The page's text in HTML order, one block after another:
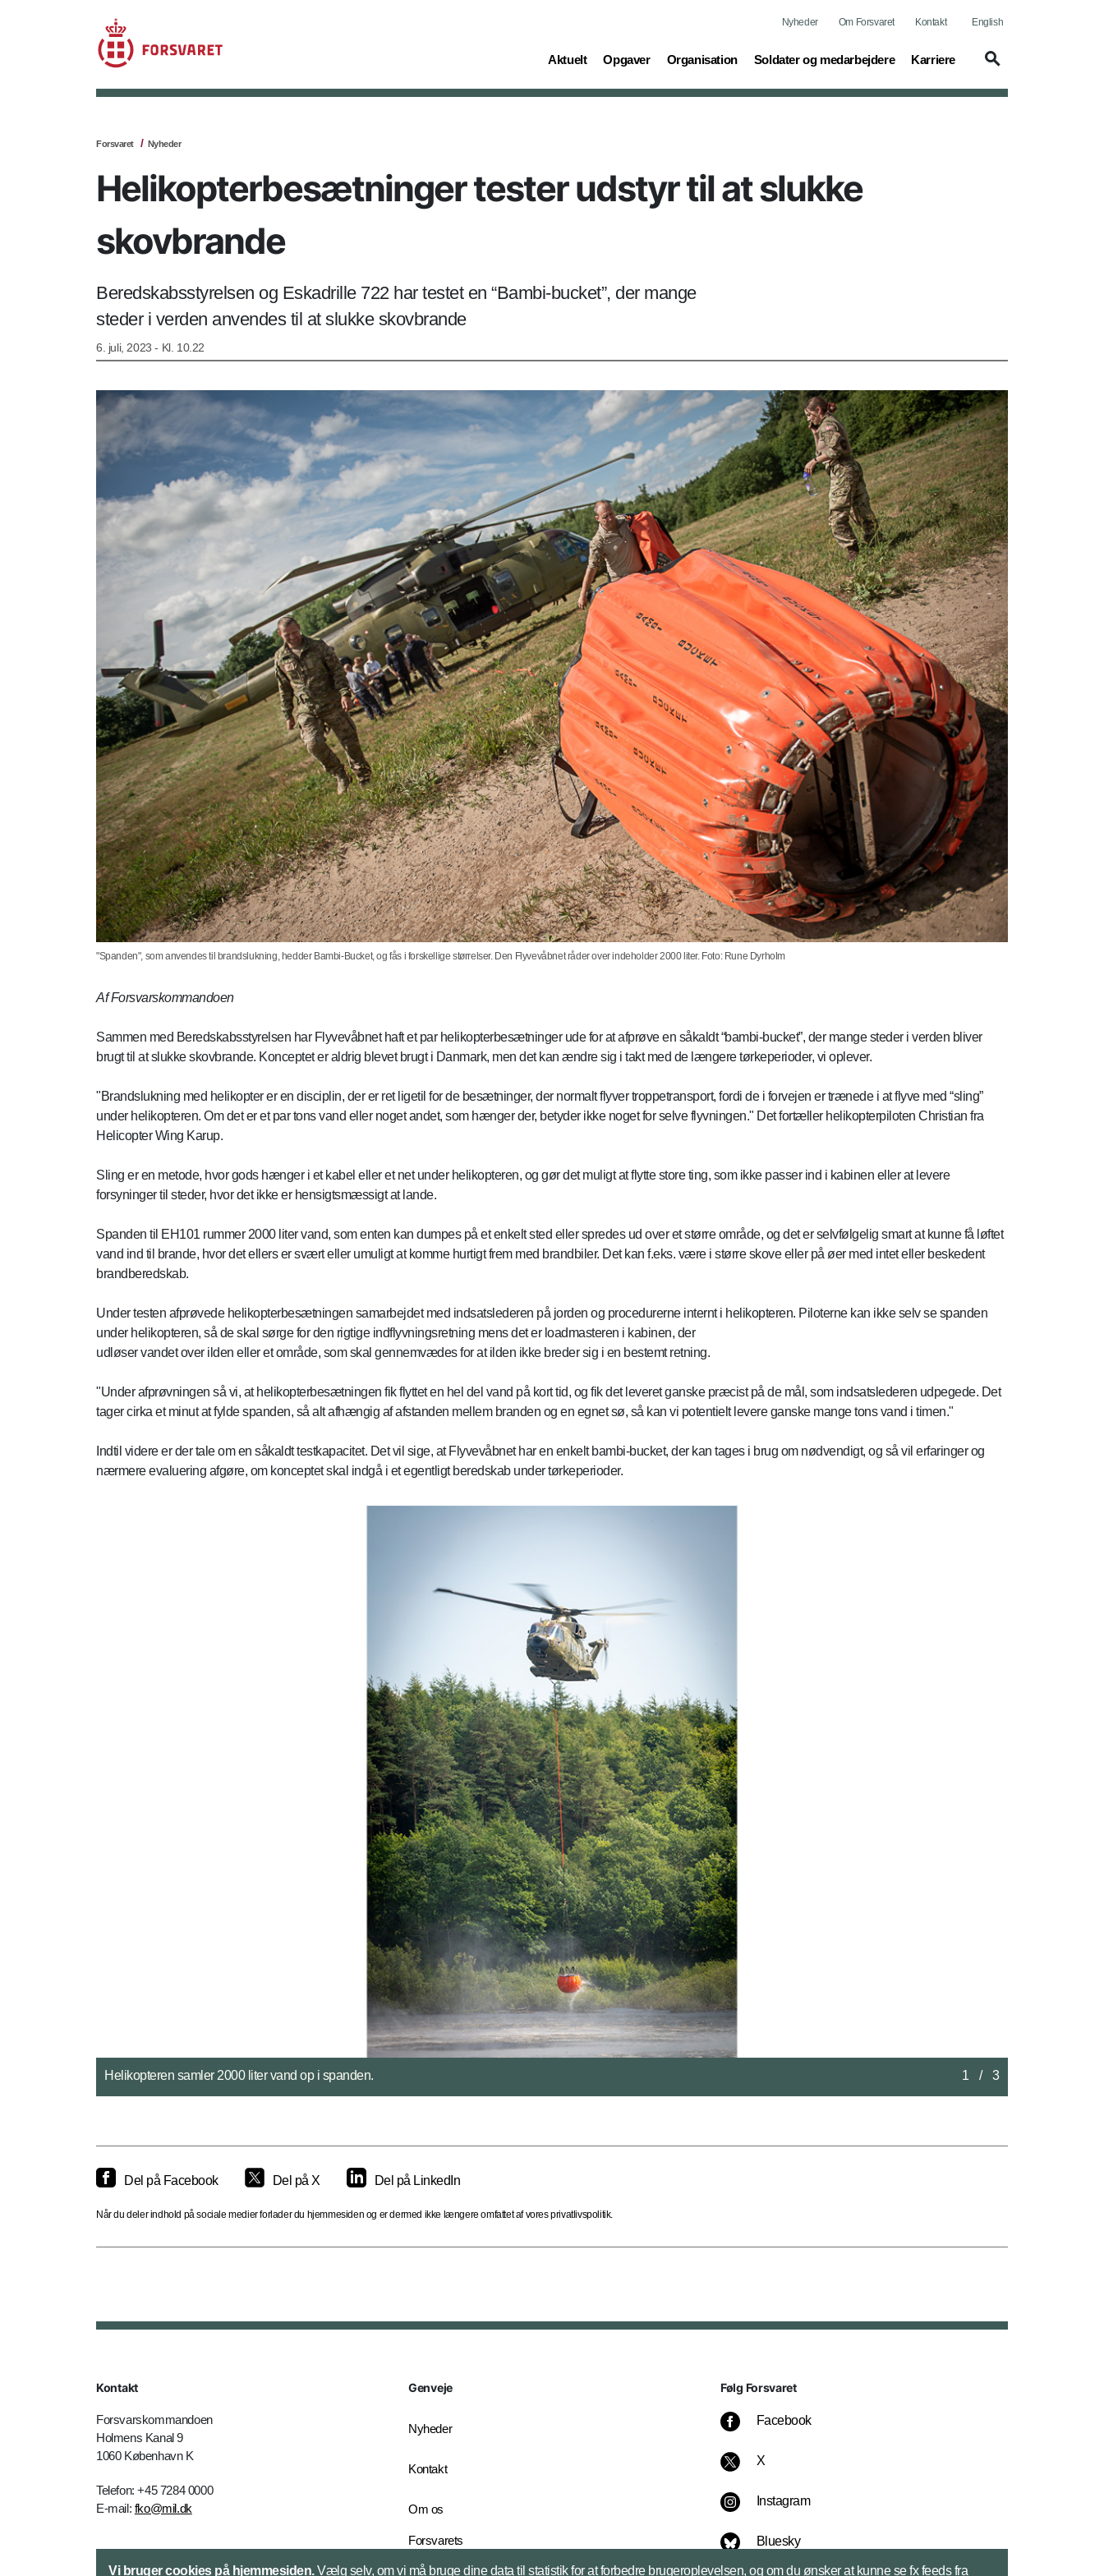
Nyheder Om Forsvaret Kontakt English
Aktuelt
(current) Opgaver
(current) Organisation
(current) Soldater og medarbejdere
(current) Karriere
(current)
Forsvaret Nyheder
Helikopterbesætninger tester udstyr til at slukke
skovbrande
Beredskabsstyrelsen og Eskadrille 722 har testet en “Bambi-bucket”, der mange
steder i verden anvendes til at slukke skovbrande
6. juli, 2023 - Kl. 10.22
"Spanden", som anvendes til brandslukning, hedder Bambi-Bucket, og fås i forskellige størrelser. Den Flyvevåbnet råder over indeholder 2000 liter. Foto: Rune Dyrholm
Af Forsvarskommandoen
Sammen med Beredskabsstyrelsen har Flyvevåbnet haft et par helikopterbesætninger ude for at afprøve en såkaldt “bambi-bucket”, der mange steder i verden bliver
brugt til at slukke skovbrande. Konceptet er aldrig blevet brugt i Danmark, men det kan ændre sig i takt med de længere tørkeperioder, vi oplever.
"Brandslukning med helikopter er en disciplin, der er ret ligetil for de besætninger, der normalt flyver troppetransport, fordi de i forvejen er trænede i at flyve med “sling”
under helikopteren. Om det er et par tons vand eller noget andet, som hænger der, betyder ikke noget for selve flyvningen." Det fortæller helikopterpiloten Christian fra
Helicopter Wing Karup.
Sling er en metode, hvor gods hænger i et kabel eller et net under helikopteren, og gør det muligt at flytte store ting, som ikke passer ind i kabinen eller at levere
forsyninger til steder, hvor det ikke er hensigtsmæssigt at lande.
Spanden til EH101 rummer 2000 liter vand, som enten kan dumpes på et enkelt sted eller spredes ud over et større område, og det er selvfølgelig smart at kunne få løftet
vand ind til brande, hvor det ellers er svært eller umuligt at komme hurtigt frem med brandbiler. Det kan f.eks. være i større skove eller på øer med intet eller beskedent
brandberedskab.
Under testen afprøvede helikopterbesætningen samarbejdet med indsatslederen på jorden og procedurerne internt i helikopteren. Piloterne kan ikke selv se spanden
under helikopteren, så de skal sørge for den rigtige indflyvningsretning mens det er loadmasteren i kabinen, der
udløser vandet over ilden eller et område, som skal gennemvædes for at ilden ikke breder sig i en bestemt retning.
"Under afprøvningen så vi, at helikopterbesætningen fik flyttet en hel del vand på kort tid, og fik det leveret ganske præcist på de mål, som indsatslederen udpegede. Det
tager cirka et minut at fylde spanden, så alt afhængig af afstanden mellem branden og en egnet sø, så kan vi potentielt levere ganske mange tons vand i timen."
Indtil videre er der tale om en såkaldt testkapacitet. Det vil sige, at Flyvevåbnet har en enkelt bambi-bucket, der kan tages i brug om nødvendigt, og så vil erfaringer og
nærmere evaluering afgøre, om konceptet skal indgå i et egentligt beredskab under tørkeperioder.
2 / 3
2000 liter vand dumpes fra helikopteren i forsøgsopstillingen.
Del på Facebook Del på X Del på LinkedIn
Når du deler indhold på sociale medier forlader du hjemmesiden og er dermed ikke længere omfattet af vores privatlivspolitik.
Kontakt
Forsvarskommandoen
Holmens Kanal 9
1060 København K
Telefon: +45 7284 0000
E-mail: fko@mil.dk
Kontakt
Genveje
Nyheder
Kontakt
Om os
Forsvarets
Følg Forsvaret
Facebook
X
Instagram
Bluesky
Vi bruger cookies på hjemmesiden.Vælg selv, om vi må bruge dine data til statistik for at forbedre brugeroplevelsen, og om du ønsker at kunne se fx feeds fra